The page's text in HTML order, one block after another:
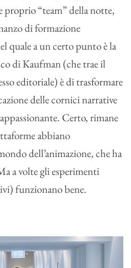
proprio “team” della notte,
di formazione
quale a un certo punto è la
di Kaufman (che trae il
editoriale) è di trasformare
delle cornici narrative
Certo, rimane
abbiano
dell’animazione, che ha
a volte gli esperimenti
funzionano bene.